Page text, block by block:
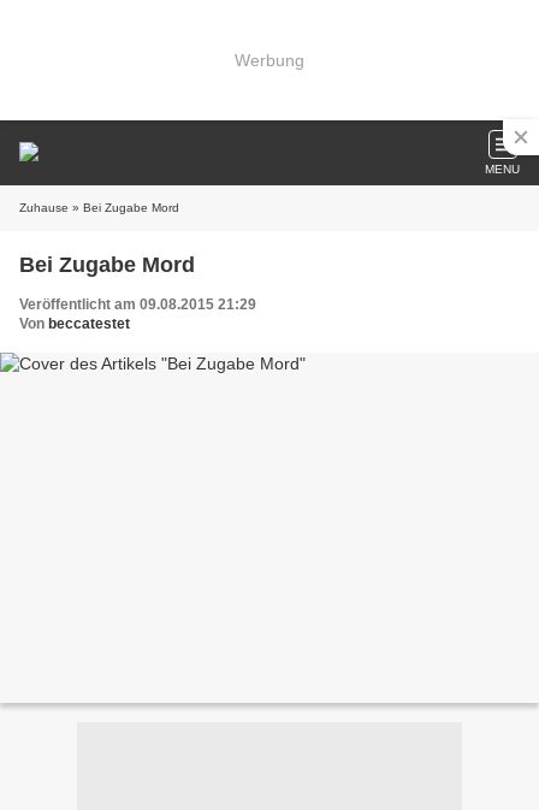
Werbung
MENU
Zuhause » Bei Zugabe Mord
Bei Zugabe Mord
Veröffentlicht am 09.08.2015 21:29
Von beccatestet